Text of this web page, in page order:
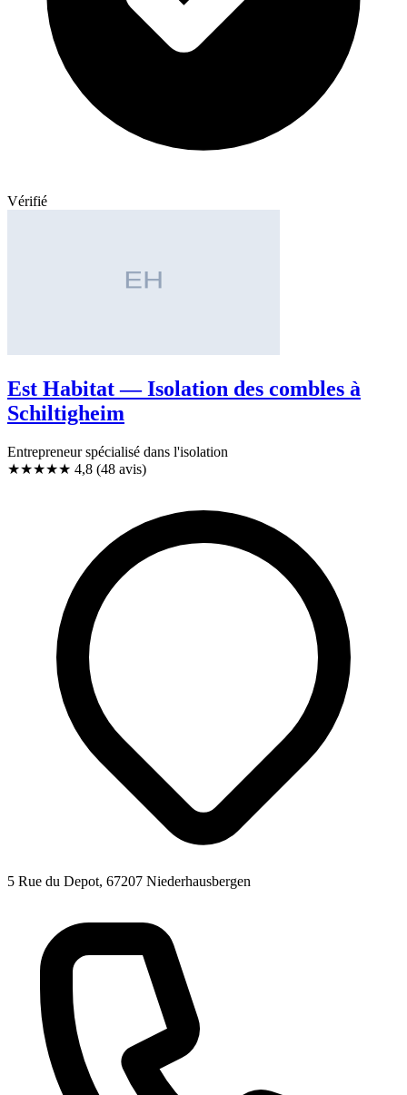
Vérifié
Est Habitat — Isolation des combles à
Schiltigheim
Entrepreneur spécialisé dans l'isolation
★★★★★ 4,8 (48 avis)
5 Rue du Depot, 67207 Niederhausbergen